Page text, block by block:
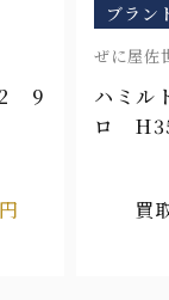
9
ブラン
ぜに屋佐
ハミ
ロ
買